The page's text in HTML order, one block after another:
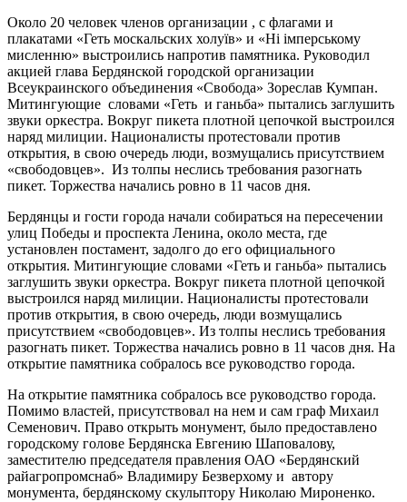
Около 20 человек членов организации , с флагами и
плакатами «Геть москальских холуїв» и «Ні імперському
мисленню» выстроились напротив памятника. Руководил
акцией глава Бердянской городской организации
Всеукраинского объединения «Свобода» Зореслав Кумпан.
Митингующие словами «Геть и ганьба» пытались заглушить
звуки оркестра. Вокруг пикета плотной цепочкой выстроился
наряд милиции. Националисты протестовали против
открытия, в свою очередь люди, возмущались присутствием
«свободовцев». Из толпы неслись требования разогнать
пикет. Торжества начались ровно в 11 часов дня.
Бердянцы и гости города начали собираться на пересечении
улиц Победы и проспекта Ленина, около места, где
установлен постамент, задолго до его официального
открытия. Митингующие словами «Геть и ганьба» пытались
заглушить звуки оркестра. Вокруг пикета плотной цепочкой
выстроился наряд милиции. Националисты протестовали
против открытия, в свою очередь, люди возмущались
присутствием «свободовцев». Из толпы неслись требования
разогнать пикет. Торжества начались ровно в 11 часов дня. На
открытие памятника собралось все руководство города.
На открытие памятника собралось все руководство города.
Помимо властей, присутствовал на нем и сам граф Михаил
Семенович. Право открыть монумент, было предоставлено
городскому голове Бердянска Евгению Шаповалову,
заместителю председателя правления ОАО «Бердянский
райагропромснаб» Владимиру Безверхому и автору
монумента, бердянскому скульптору Николаю Мироненко.